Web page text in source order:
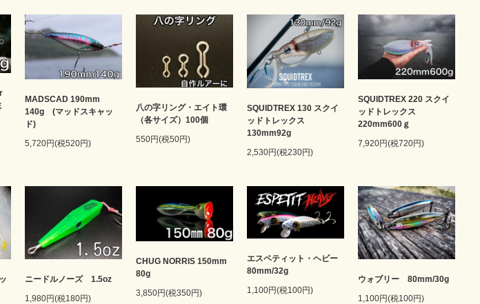
MADSCAD 190mm
140g (マッドスキャッ
ド)
5,720円(税520円)
八の字リング・エイト環
（各サイズ）100個
550円(税50円)
SQUIDTREX 130 スクイ
ッドトレックス
130mm92g
2,530円(税230円)
SQUIDTREX 220 スクイ
ッドトレックス
220mm600ｇ
7,920円(税720円)
ニードルノーズ 1.5oz
1,980円(税180円)
CHUG NORRIS 150mm
80g
3,850円(税350円)
エスペティット・ヘビー
80mm/32g
1,100円(税100円)
ウォブリー 80mm/30g
1,100円(税100円)